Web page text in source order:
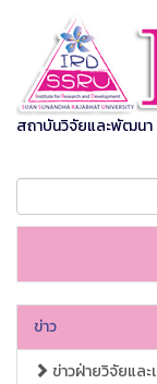
สถาบันวิจัยและพัฒน
ข่าว
ข่าวฝ่ายวิจัยแล